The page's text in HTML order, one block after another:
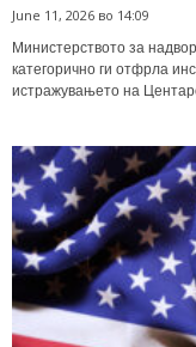
June 11, 2026 во 14:09
Министерството за
категорично ги отфрла
истражувањето на